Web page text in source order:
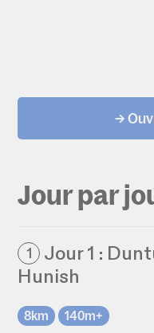
→
Jour par
1
Jour 1 :
Hunish
8km 140m+